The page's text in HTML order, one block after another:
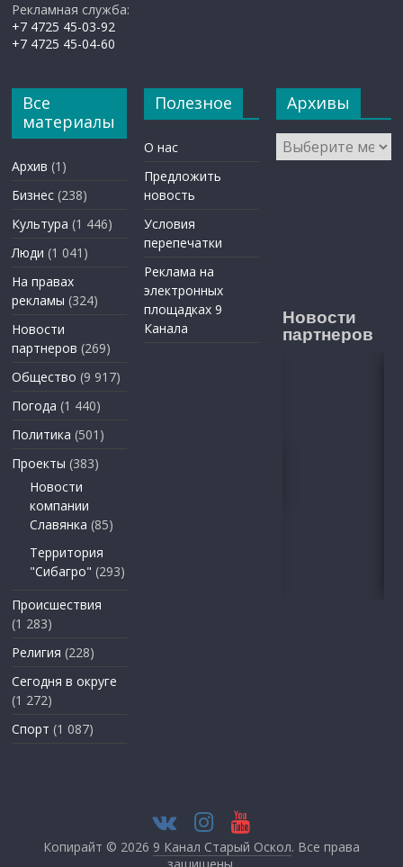
Рекламная служба:
+7 4725 45-03-92
+7 4725 45-04-60
Все
материалы
Архив (1)
Бизнес (238)
Культура (1 446)
Люди (1 041)
На правах
рекламы (324)
Новости
партнеров (269)
Общество (9 917)
Погода (1 440)
Политика (501)
Проекты (383)
Новости
компании
Славянка (85)
Территория
"Сибагро" (293)
Происшествия
(1 283)
Религия (228)
Сегодня в округе
(1 272)
Спорт (1 087)
Полезное
О нас
Предложить
новость
Условия
перепечатки
Реклама на
электронных
площадках 9
Канала
Архивы
Архивы
Новости
партнеров
Копирайт © 2026 9 Канал Старый Оскол. Все права